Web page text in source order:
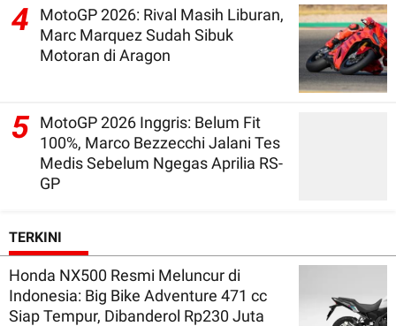
4
MotoGP 2026: Rival Masih Liburan,
Marc Marquez Sudah Sibuk
Motoran di Aragon
5 MotoGP 2026 Inggris: Belum Fit
100%, Marco Bezzecchi Jalani Tes
Medis Sebelum Ngegas Aprilia RS-
GP
TERKINI
Honda NX500 Resmi Meluncur di
Indonesia: Big Bike Adventure 471 cc
Siap Tempur, Dibanderol Rp230 Juta